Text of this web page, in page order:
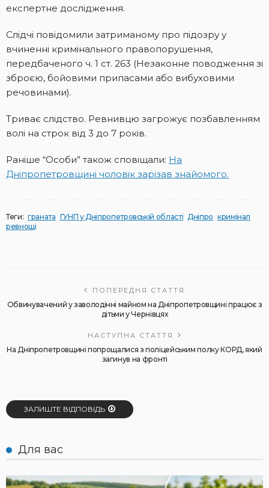
експертне дослідження.
Слідчі повідомили затриманому про підозру у
вчиненні кримінального правопорушення,
передбаченого ч. 1 ст. 263 (Незаконне поводження зі
зброєю, бойовими припасами або вибуховими
речовинами).
Триває слідство. Ревнивцю загрожує позбавленням
волі на строк від 3 до 7 років.
Раніше “Особи” також сповіщали: На
Дніпропетровщині чоловік зарізав знайомого.
Теги: граната ГУНП у Дніпропетровській області Дніпро кримінал
ревнощі
ПОПЕРЕДНЯ СТАТТЯ
Обвинувачений у заволодінні майном на Дніпропетровщині працює з
дітьми у Чернівцях
НАСТУПНА СТАТТЯ
На Дніпропетровщині попрощалися з поліцейським полку КОРД, який
загинув на фронті
ЗАЛИШТЕ ВІДПОВІДЬ
Для вас